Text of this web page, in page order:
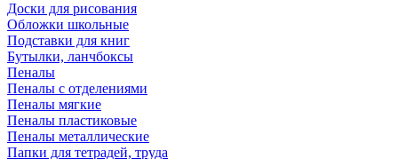
Доски для рисования
Обложки школьные
Подставки для книг
Бутылки, ланчбоксы
Пеналы
Пеналы с отделениями
Пеналы мягкие
Пеналы пластиковые
Пеналы металлические
Папки для тетрадей, труда